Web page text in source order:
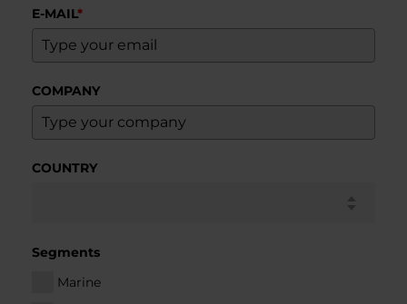
E-MAIL*
COMPANY
COUNTRY
Segments
Marine